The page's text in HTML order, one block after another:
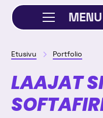
MENU
Etusivu Portfolio
LAAJAT